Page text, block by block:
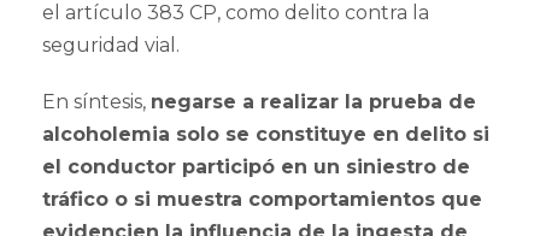
el artículo 383 CP, como delito contra la
seguridad vial.
En síntesis, negarse a realizar la prueba de
alcoholemia solo se constituye en delito si
el conductor participó en un siniestro de
tráfico o si muestra comportamientos que